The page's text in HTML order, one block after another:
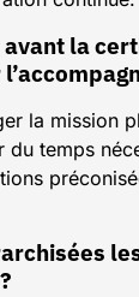
la mission
du temps